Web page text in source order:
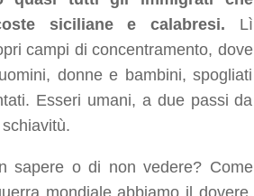
siciliane e calabresi. Lì
campi di concentramento, dove
donne e bambini, spogliati
Esseri umani, a due passi da
sapere o di non vedere? Come
mondiale abbiamo il dovere,